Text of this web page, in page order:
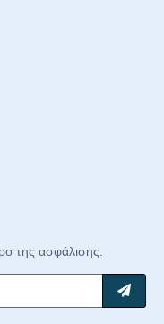
της ασφάλισης.